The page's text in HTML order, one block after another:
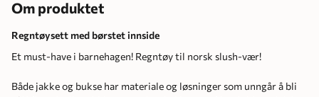
Om produktet
Regntøysett med børstet innside
Et must-have i barnehagen! Regntøy til norsk slush-vær!
Både jakke og bukse har materiale og løsninger som unngår å bli